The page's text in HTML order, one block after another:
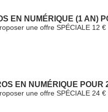
EN NUMÉRIQUE (1 AN)
une offre SPÉCIALE 12
EN NUMÉRIQUE
une offre SPÉCIALE 24